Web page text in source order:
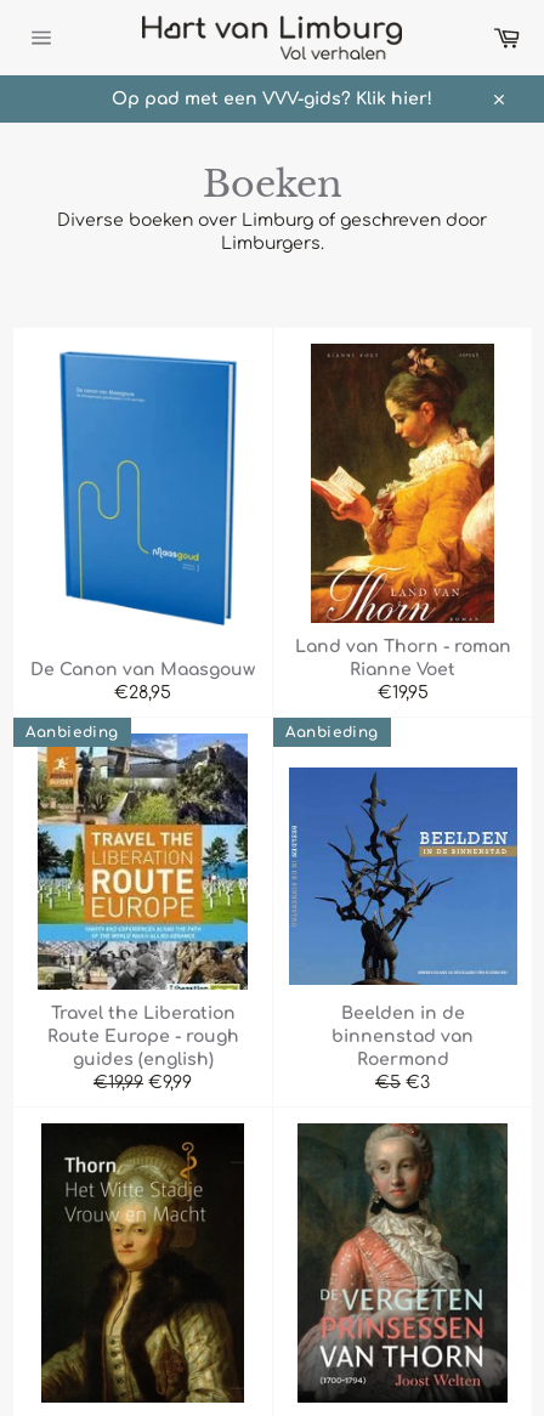
naar
content
Op pad met een VVV-gids? Klik hier!
Boeken
Diverse boeken over Limburg of geschreven door
Limburgers.
De Canon van Maasgouw
Normale
prijs
€28,95
Land van Thorn - roman
Rianne Voet
Normale
prijs
€19,95
Travel the Liberation
Route Europe - rough
guides (english)
Normale
€19,99 Aanbiedingsprijs
€9,99
Aanbieding
Beelden in de
binnenstad van
Roermond
Normale
€5 €3
Aanbieding